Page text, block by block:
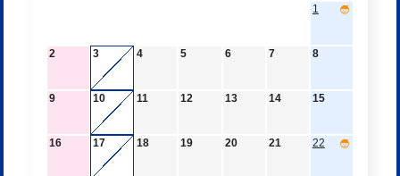
1
2 3 4 5 6 7 8
9 10 11 12 13 14 15
16 17 18 19 20 21 22